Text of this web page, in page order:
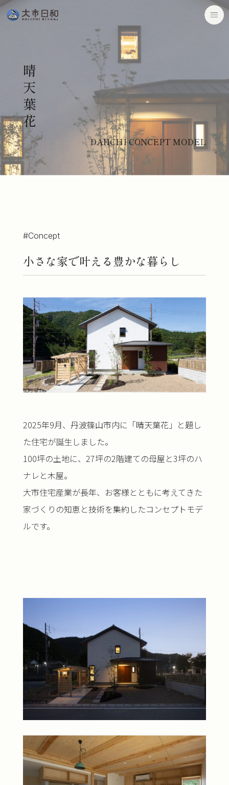
晴
天
葉
花
DAIICHI CONCEPT MODEL
#Concept
小さな家で叶える豊かな暮らし
2025年9月、丹波篠山市内に「晴天葉花」と題し
た住宅が誕生しました。
100坪の土地に、27坪の2階建ての母屋と3坪のハ
ナレと木屋。
大市住宅産業が長年、お客様とともに考えてきた
家づくりの知恵と技術を集約したコンセプトモデ
ルです。